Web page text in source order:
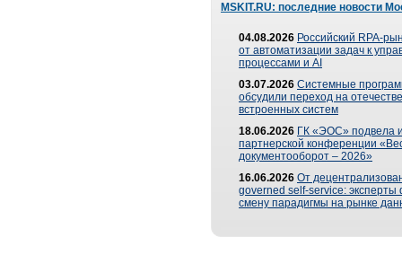
MSKIT.RU: последние новости
04.08.2026 Российский RPA-
от автоматизации задач к
процессами и AI
03.07.2026 Системные
обсудили переход на
встроенных систем
18.06.2026 ГК «ЭОС» подвела
партнерской конференции
документооборот – 2026»
16.06.2026 От
governed self-service: эксперты
смену парадигмы на рынке